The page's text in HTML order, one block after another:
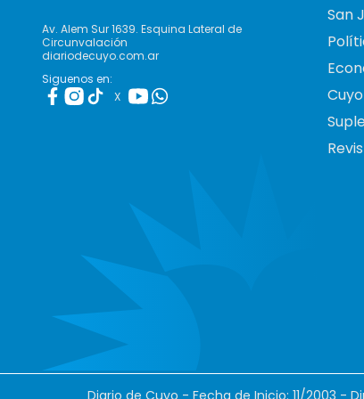
Av. Alem Sur 1639. Esquina Lateral de
Circunvalación
diariodecuyo.com.ar
Siguenos en:
X
San